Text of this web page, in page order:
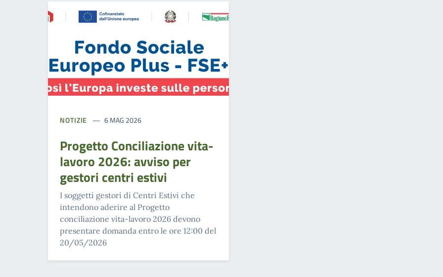
NOTIZIE 6 MAG 2026
Progetto Conciliazione vita-
lavoro 2026: avviso per
gestori centri estivi
I soggetti gestori di Centri Estivi che
intendono aderire al Progetto
conciliazione vita-lavoro 2026 devono
presentare domanda entro le ore 12:00 del
20/05/2026